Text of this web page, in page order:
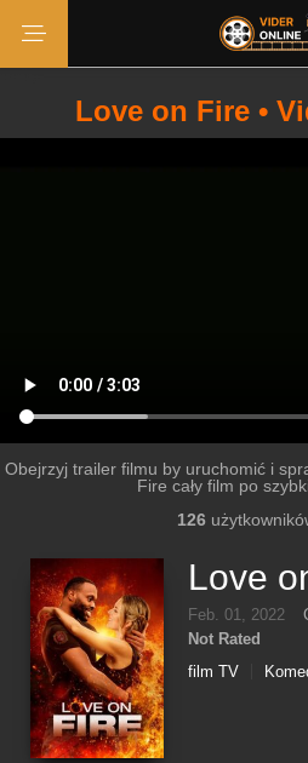
Love on Fire •
Obejrzyj trailer filmu by uruchomić i
Fire cały film po
126
Love
Feb. 01, 2022
Not Rated
film TV